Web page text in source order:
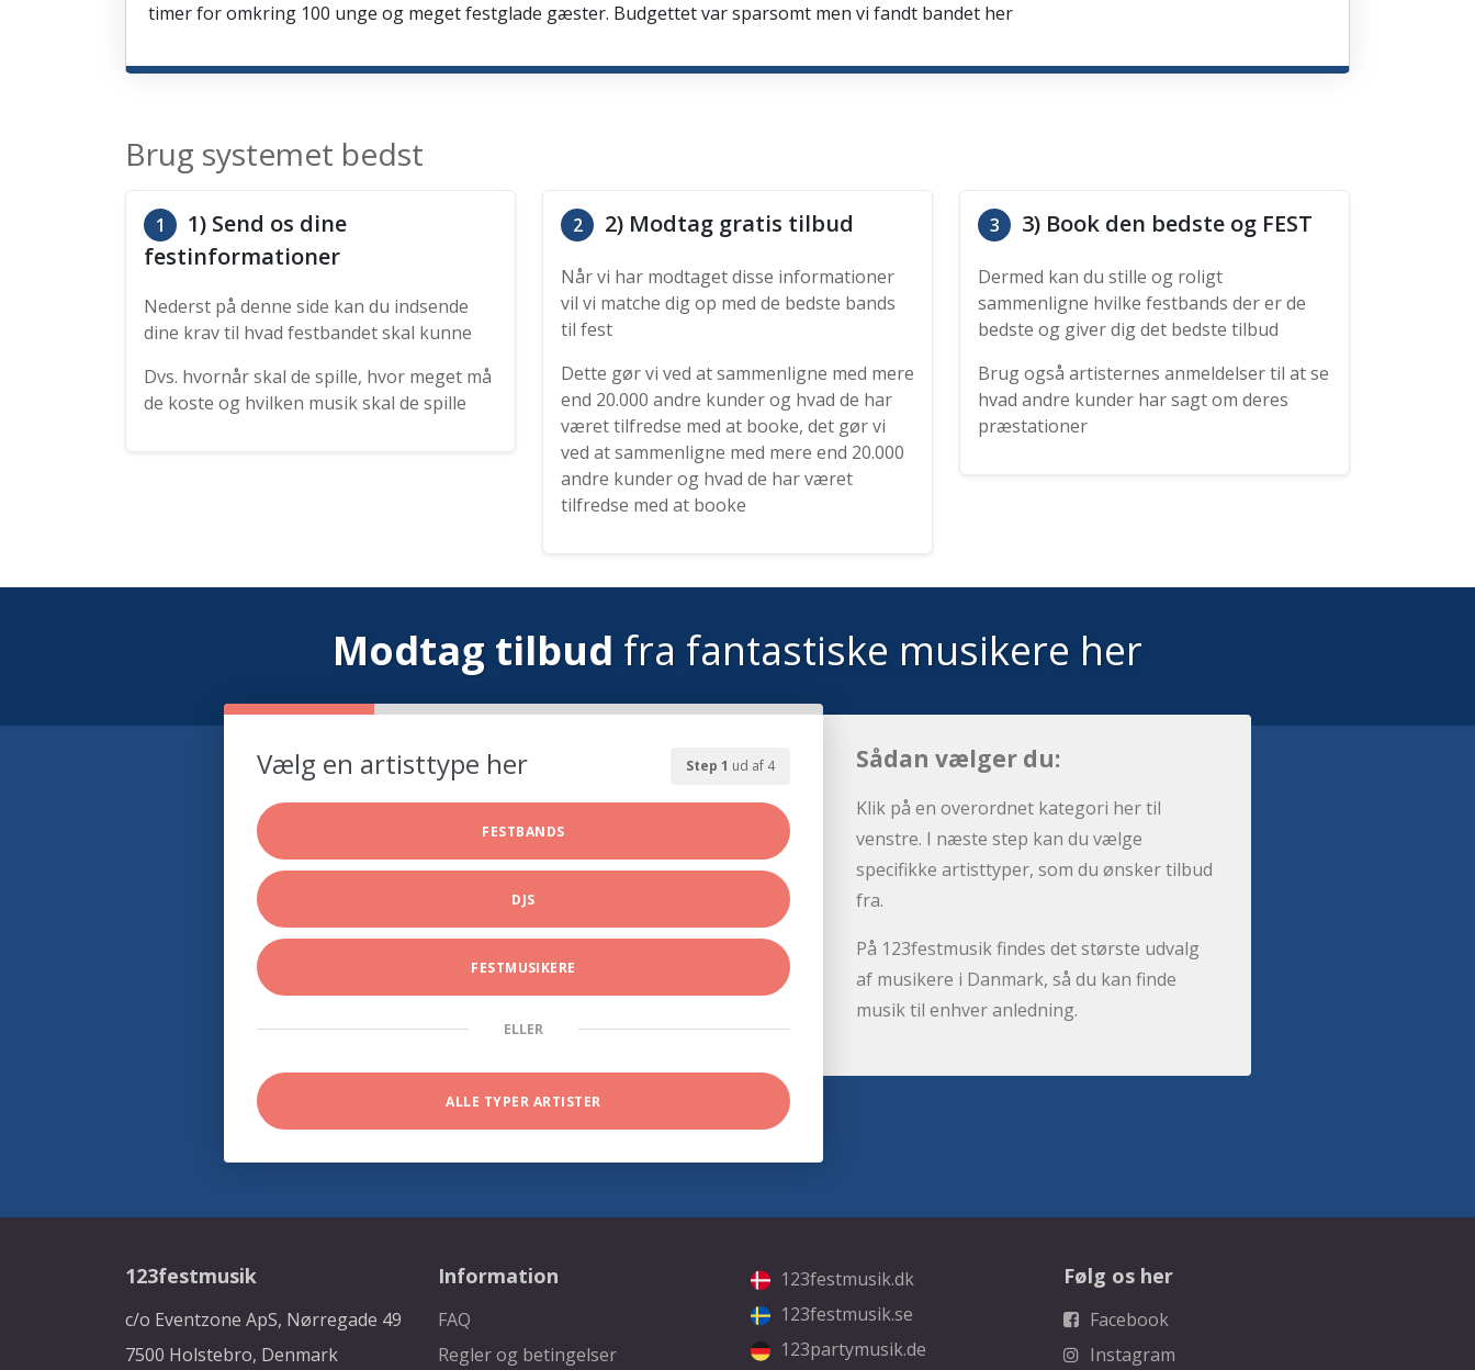
timer for omkring 100 unge og meget festglade gæster. Budgettet var sparsomt men vi fandt bandet her
Brug systemet bedst
1
1) Send os dine
festinformationer
Nederst på denne side kan du indsende
dine krav til hvad festbandet skal kunne
Dvs. hvornår skal de spille, hvor meget må
de koste og hvilken musik skal de spille
2 2) Modtag gratis tilbud
Når vi har modtaget disse informationer
vil vi matche dig op med de bedste bands
til fest
Dette gør vi ved at sammenligne med mere
end 20.000 andre kunder og hvad de har
været tilfredse med at booke, det gør vi
ved at sammenligne med mere end 20.000
andre kunder og hvad de har været
tilfredse med at booke
3 3) Book den bedste og FEST
Dermed kan du stille og roligt
sammenligne hvilke festbands der er de
bedste og giver dig det bedste tilbud
Brug også artisternes anmeldelser til at se
hvad andre kunder har sagt om deres
præstationer
Modtag tilbud fra fantastiske musikere her
Step 1 ud af 4
Vælg en artisttype her
FESTBANDS
DJS
FESTMUSIKERE
ELLER
ALLE TYPER ARTISTER
Sådan vælger du:
Klik på en overordnet kategori her til
venstre. I næste step kan du vælge
specifikke artisttyper, som du ønsker tilbud
fra.
På 123festmusik findes det største udvalg
af musikere i Danmark, så du kan finde
musik til enhver anledning.
123festmusik
c/o Eventzone ApS, Nørregade 49
7500 Holstebro, Denmark
Information
FAQ
Regler og betingelser
123festmusik.dk
123festmusik.se
123partymusik.de
Følg os her
Facebook
Instagram